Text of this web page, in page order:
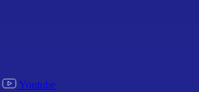
Youtube